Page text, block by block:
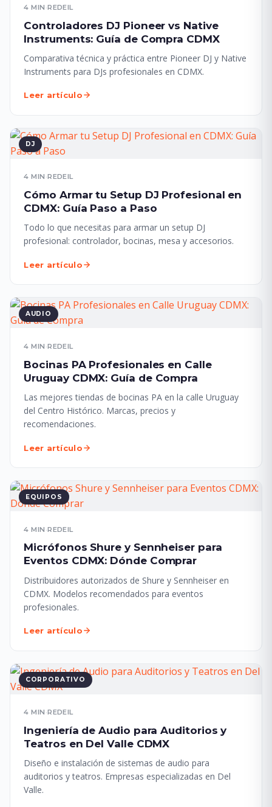
4 MIN ·REDEIL
Controladores DJ Pioneer vs Native
Instruments: Guía de Compra CDMX
Comparativa técnica y práctica entre Pioneer DJ y Native
Instruments para DJs profesionales en CDMX.
Leer artículo
DJ
4 MIN ·REDEIL
Cómo Armar tu Setup DJ Profesional en
CDMX: Guía Paso a Paso
Todo lo que necesitas para armar un setup DJ
profesional: controlador, bocinas, mesa y accesorios.
Leer artículo
AUDIO
4 MIN ·REDEIL
Bocinas PA Profesionales en Calle
Uruguay CDMX: Guía de Compra
Las mejores tiendas de bocinas PA en la calle Uruguay
del Centro Histórico. Marcas, precios y
recomendaciones.
Leer artículo
EQUIPOS
4 MIN ·REDEIL
Micrófonos Shure y Sennheiser para
Eventos CDMX: Dónde Comprar
Distribuidores autorizados de Shure y Sennheiser en
CDMX. Modelos recomendados para eventos
profesionales.
Leer artículo
CORPORATIVO
4 MIN ·REDEIL
Ingeniería de Audio para Auditorios y
Teatros en Del Valle CDMX
Diseño e instalación de sistemas de audio para
auditorios y teatros. Empresas especializadas en Del
Valle.